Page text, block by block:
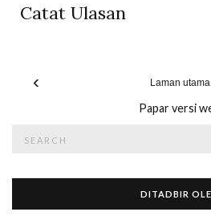
Catat Ulasan
‹ Laman utama
Papar versi
for:
DITADBIR